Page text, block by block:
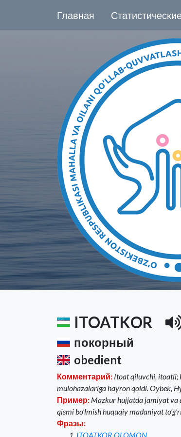
Главная
ITOATKOR
покорный
obedient
Комментарий: Itoat qiluvchi, itoatli;
mulohazalariga hayron qoldi. Oybek,
Пример: Mazkur hujjatda jamiyat
qismi bo‘lmish huquqiy madaniyat
Фразы:
ITOATKOR OLOMON